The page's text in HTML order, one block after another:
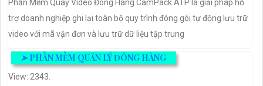
Phần Mềm Quay Video Đóng Hàng CamPack ATP là giải pháp hỗ
trợ doanh nghiệp ghi lại toàn bộ quy trình đóng gói tự động lưu trữ
video với mã vận đơn và lưu trữ dữ liệu tập trung
➤PHẦN MỀM QUẢN LÝ ĐÓNG HÀNG
View: 2343.